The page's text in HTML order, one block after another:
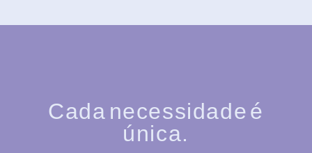
Cada necessidade é
única.